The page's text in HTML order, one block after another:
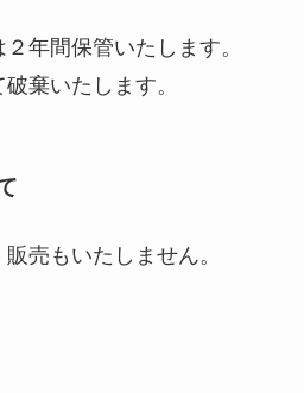
年間保管いたします。
棄いたします。
売もいたしません。